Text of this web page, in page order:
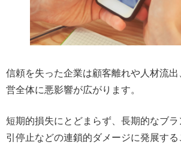
信頼を失った企業は顧客離れや人材流
営全体に悪影響が広がります。
短期的損失にとどまらず、長期的なブ
引停止などの連鎖的ダメージに発展する